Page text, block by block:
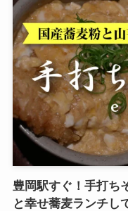
豊岡駅すぐ！手打ち
と幸せ蕎麦ランチし